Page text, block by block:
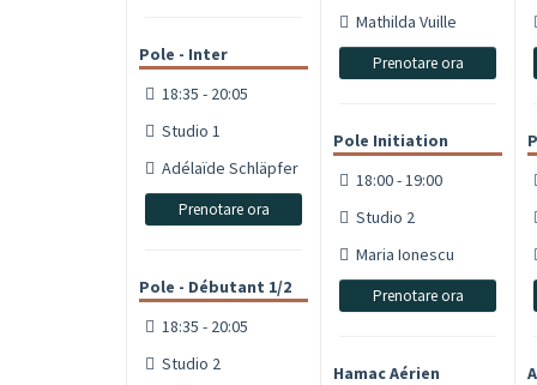
Pole - Inter
18:35 - 20:05
Studio 1
Adélaïde Schläpfer
Prenotare ora
Pole - Débutant 1/2
18:35 - 20:05
Studio 2
Mathilda Vuille
Prenotare ora
Pole Initiation
18:00 - 19:00
Studio 2
Maria Ionescu
Prenotare ora
Hamac Aérien